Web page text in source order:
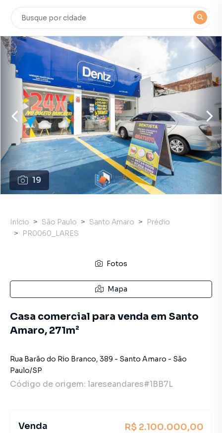
19
Início São Paulo Santo Amaro
Prédio
PR0060_LARES
Fotos
Mapa
Casa comercial para venda em Santo
Amaro, 271m²
Rua Barão do Rio Branco, 389 - Santo Amaro - São
Paulo/SP
Código de origem: lareseandares#1BB7L
Venda R$ 2.100.000,00